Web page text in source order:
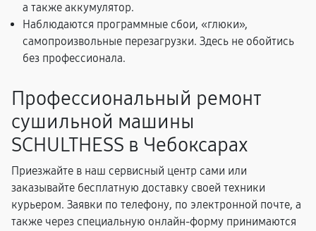
а также аккумулятор.
Наблюдаются программные сбои, «глюки»,
самопроизвольные перезагрузки. Здесь не обойтись
без профессионала.
Профессиональный ремонт
сушильной машины
SCHULTHESS в Чебоксарах
Приезжайте в наш сервисный центр сами или
заказывайте бесплатную доставку своей техники
курьером. Заявки по телефону, по электронной почте, а
также через специальную онлайн-форму принимаются